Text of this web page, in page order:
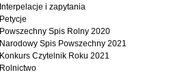
Interpelacje i zapytania
Petycje
Powszechny Spis Rolny 2020
Narodowy Spis Powszechny 2021
Konkurs Czytelnik Roku 2021
Rolnictwo